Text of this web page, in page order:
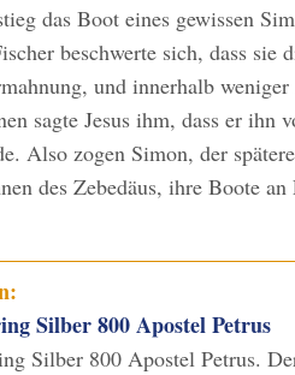
das Boot eines gewissen
beschwerte sich, dass sie
und innerhalb
sagte Jesus ihm, dass er ihn
Also zogen Simon, der spätere
des Zebedäus, ihre Boote
Silber 800 Apostel Petrus
Silber 800 Apostel Petrus.